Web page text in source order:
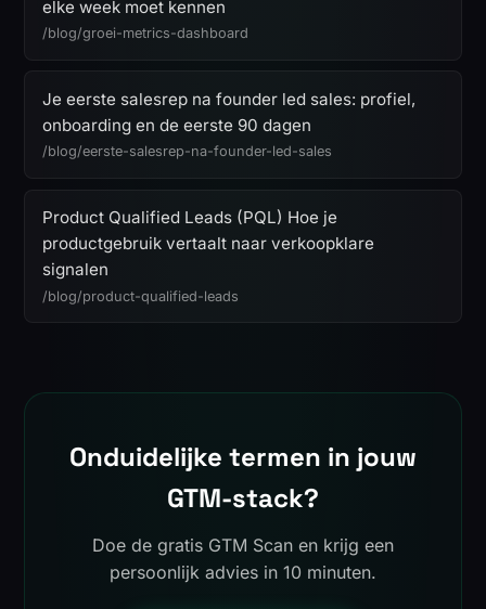
elke week moet kennen
/blog/groei-metrics-dashboard
Je eerste salesrep na founder led sales: profiel,
onboarding en de eerste 90 dagen
/blog/eerste-salesrep-na-founder-led-sales
Product Qualified Leads (PQL) Hoe je
productgebruik vertaalt naar verkoopklare
signalen
/blog/product-qualified-leads
Onduidelijke termen in jouw
GTM-stack?
Doe de gratis GTM Scan en krijg een
persoonlijk advies in 10 minuten.